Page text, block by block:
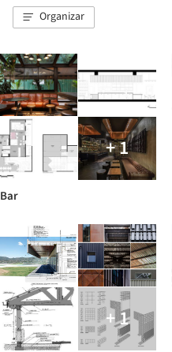
Organizar
+ 1
Bar
+ 1